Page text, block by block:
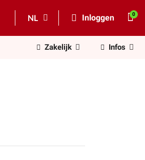
NL Inloggen
Zakelijk Infos